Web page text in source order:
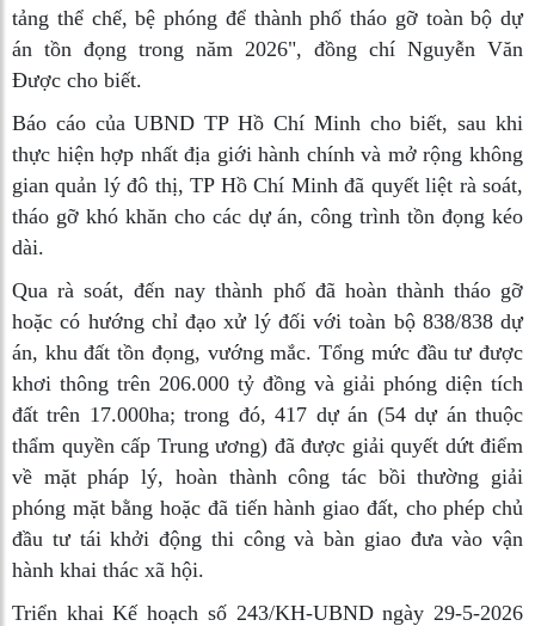
tảng thể chế, bệ phóng để thành phố tháo gỡ toàn bộ dự
án tồn đọng trong năm 2026", đồng chí Nguyễn Văn
Được cho biết.
Báo cáo của UBND TP Hồ Chí Minh cho biết, sau khi
thực hiện hợp nhất địa giới hành chính và mở rộng không
gian quản lý đô thị, TP Hồ Chí Minh đã quyết liệt rà soát,
tháo gỡ khó khăn cho các dự án, công trình tồn đọng kéo
dài.
Qua rà soát, đến nay thành phố đã hoàn thành tháo gỡ
hoặc có hướng chỉ đạo xử lý đối với toàn bộ 838/838 dự
án, khu đất tồn đọng, vướng mắc. Tổng mức đầu tư được
khơi thông trên 206.000 tỷ đồng và giải phóng diện tích
đất trên 17.000ha; trong đó, 417 dự án (54 dự án thuộc
thẩm quyền cấp Trung ương) đã được giải quyết dứt điểm
về mặt pháp lý, hoàn thành công tác bồi thường giải
phóng mặt bằng hoặc đã tiến hành giao đất, cho phép chủ
đầu tư tái khởi động thi công và bàn giao đưa vào vận
hành khai thác xã hội.
Triển khai Kế hoạch số 243/KH-UBND ngày 29-5-2026